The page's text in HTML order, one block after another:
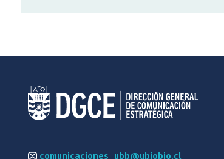
comunicaciones_ubb@ubiobio.cl